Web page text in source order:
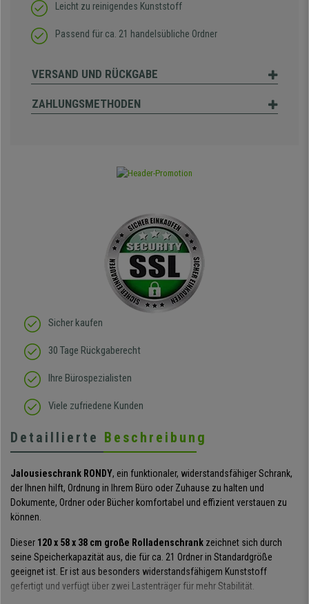
Leicht zu reinigendes Kunststoff
Passend für ca. 21 handelsübliche Ordner
VERSAND UND RÜCKGABE
ZAHLUNGSMETHODEN
Sicher kaufen
30 Tage Rückgaberecht
Ihre Bürospezialisten
Viele zufriedene Kunden
Detaillierte Beschreibung
Jalousieschrank RONDY, ein funktionaler, widerstandsfähiger Schrank,
der Ihnen hilft, Ordnung in Ihrem Büro oder Zuhause zu halten und
Dokumente, Ordner oder Bücher komfortabel und effizient verstauen zu
können.
Dieser 120 x 58 x 38 cm große Rolladenschrank zeichnet sich durch
seine Speicherkapazität aus, die für ca. 21 Ordner in Standardgröße
geeignet ist. Er ist aus besonders widerstandsfähigem Kunststoff
gefertigt und verfügt über zwei Lastenträger für mehr Stabilität.